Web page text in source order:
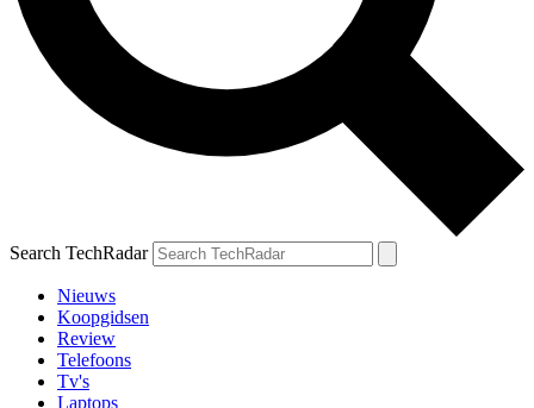
Search TechRadar
Nieuws
Koopgidsen
Review
Telefoons
Tv's
Laptops